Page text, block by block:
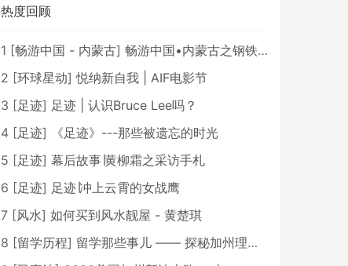
热度回顾
1 [畅游中国 - 内蒙古] 畅游中国•内蒙古之钢铁骄子，魅力包头
2 [环球星动] 悦纳新自我 | AIF电影节
3 [足迹] 足迹 | 认识Bruce Lee吗？
4 [足迹]
《足迹》---那些被遗忘的时光
5 [足迹] 幕后故事∣黄柳霜之采访手札
6 [足迹] 足迹∣冲上云霄的女战鹰
7 [风水] 如何买到风水靓屋 - 黄楚琪
8 [留学历程] 留学那些事儿 —— 探秘加州理工学院Caltech博士生活 [上集]